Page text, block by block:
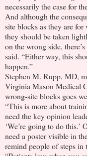
necessarily the case for
And although the
site blocks as they are
they should be taken
on the wrong side,
said. “Either way, this
happen.”
Stephen M. Rupp, MD,
Virginia Mason Medical
wrong-site blocks goes
“This is more about
need the key opinion
‘We’re going to do this.’
need a poster visible in
remind people of steps in